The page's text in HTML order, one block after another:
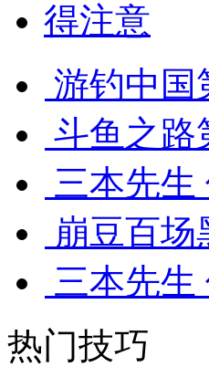
游钓中国
斗鱼之路
三本先生
崩豆百场
三本先生
热门技巧